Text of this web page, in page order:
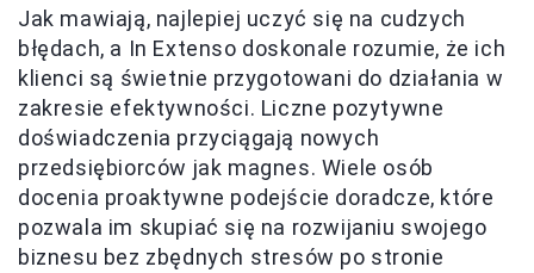
Jak mawiają, najlepiej uczyć się na cudzych
błędach, a In Extenso doskonale rozumie, że ich
klienci są świetnie przygotowani do działania w
zakresie efektywności. Liczne pozytywne
doświadczenia przyciągają nowych
przedsiębiorców jak magnes. Wiele osób
docenia proaktywne podejście doradcze, które
pozwala im skupiać się na rozwijaniu swojego
biznesu bez zbędnych stresów po stronie